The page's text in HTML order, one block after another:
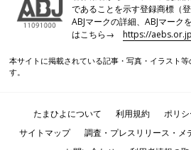
であることを示す登録商標（
ABJマークの詳細、ABJマーク
はこちら→https://
本サイトに掲載されている記事・写真・イラスト
す。
たまひよについて 利用規約 ポリシ
サイトマップ
調査・プレスリリース・メ